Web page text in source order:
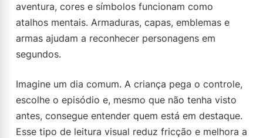
aventura, cores e símbolos funcionam como
atalhos mentais. Armaduras, capas, emblemas e
armas ajudam a reconhecer personagens em
segundos.
Imagine um dia comum. A criança pega o controle,
escolhe o episódio e, mesmo que não tenha visto
antes, consegue entender quem está em destaque.
Esse tipo de leitura visual reduz fricção e melhora a